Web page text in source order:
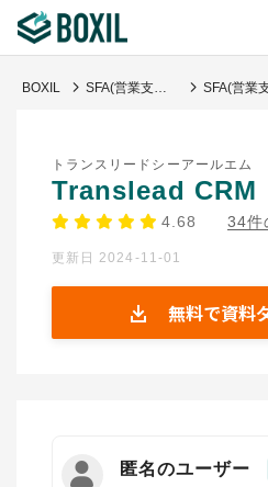
診断から探す(β版)
BOXILの使い方ガイド
BOXIL SFA(営業支援)ツール比較おすすめ21選｜タイプ別と選び方
トランスリードシーアールエム
Translead CRM
4.68 34件
更新日 2024-11-01
無料で資料
匿名のユーザー